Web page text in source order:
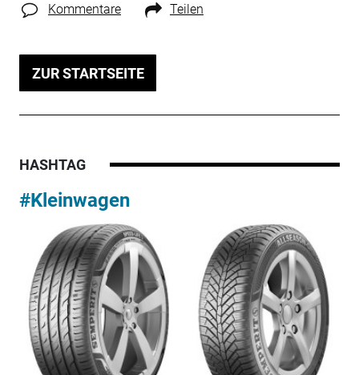
Kommentare Teilen
ZUR STARTSEITE
HASHTAG
#Kleinwagen